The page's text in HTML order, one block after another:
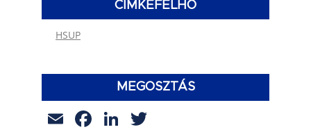
CÍMKEFELHŐ
HSUP
MEGOSZTÁS
EmailFacebook
LinkedIn